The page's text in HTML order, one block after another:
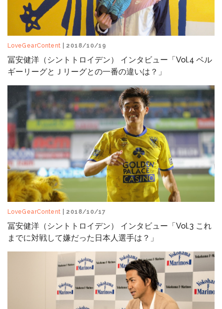
LoveGearContent | 2018/10/19
冨安健洋（シントトロイデン） インタビュー「Vol.4 ベル
ギーリーグとＪリーグとの一番の違いは？」
LoveGearContent | 2018/10/17
冨安健洋（シントトロイデン） インタビュー「Vol.3 これ
までに対戦して嫌だった日本人選手は？」